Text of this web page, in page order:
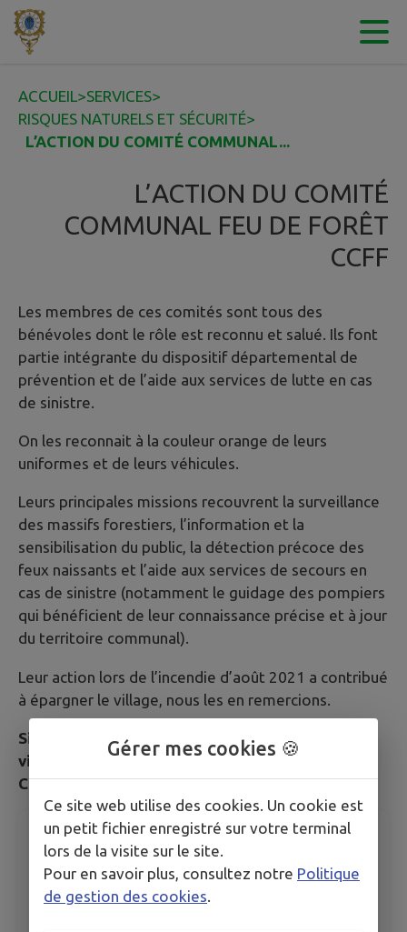
Contenu
ACCUEIL>SERVICES>
RISQUES NATURELS ET SÉCURITÉ>
L’ACTION DU COMITÉ COMMUNAL...
L’ACTION DU COMITÉ
COMMUNAL FEU DE FORÊT
CCFF
Les membres de ces comités sont tous des
bénévoles dont le rôle est reconnu et salué. Ils font
partie intégrante du dispositif départemental de
prévention et de l’aide aux services de lutte en cas
de sinistre.
On les reconnait à la couleur orange de leurs
uniformes et de leurs véhicules.
Leurs principales missions recouvrent la surveillance
des massifs forestiers, l’information et la
sensibilisation du public, la détection précoce des
feux naissants et l’aide aux services de secours en
cas de sinistre (notamment le guidage des pompiers
qui bénéficient de leur connaissance précise et à jour
du territoire communal).
Leur action lors de l’incendie d’août 2021 a contribué
à épargner le village, nous les en remercions.
Si vous souhaitez contribuer à la protection du
village, engagez-vous en mairie dans le CCFF de
Collobrières.
Gérer mes cookies 🍪
Ce site web utilise des cookies. Un cookie est
un petit fichier enregistré sur votre terminal
lors de la visite sur le site.
Pour en savoir plus, consultez notre Politique
de gestion des cookies.